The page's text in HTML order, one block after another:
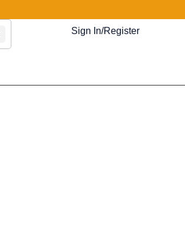
Sign In/Register